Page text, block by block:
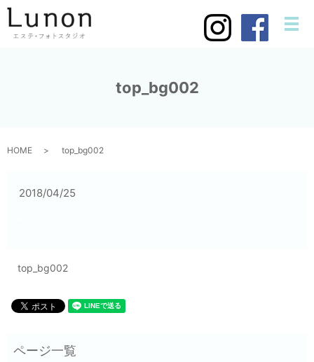
メ
top_bg002
HOME top_bg002
2018/04/25
top_bg002